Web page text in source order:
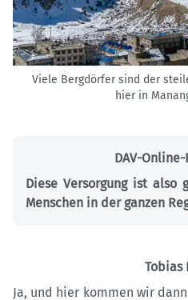
Viele Bergdörfer sind der
hier in
DAV-
Diese Versorgung ist
Menschen in der ganzen
Tobias
Ja, und hier kommen wir